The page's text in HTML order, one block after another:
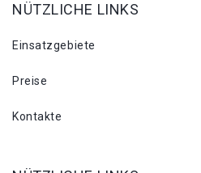
NÜTZLICHE LINKS
Einsatzgebiete
Preise
Kontakte